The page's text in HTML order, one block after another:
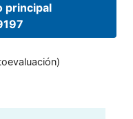
principal
)